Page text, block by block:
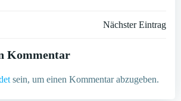
navigation
Nächster Eintrag
Kommentar
sein, um einen Kommentar abzugeben.